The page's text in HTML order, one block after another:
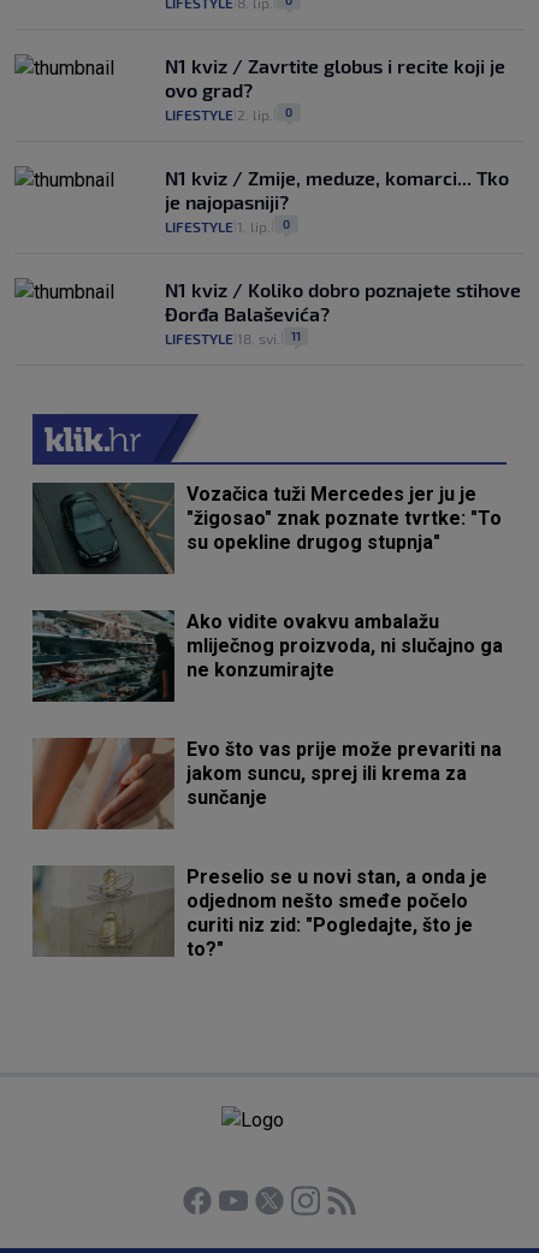
N1 kviz / Zavrtite globus i recite koji je
ovo grad?
LIFESTYLE 2. lip. 0
N1 kviz / Zmije, meduze, komarci... Tko
je najopasniji?
LIFESTYLE 1. lip. 0
N1 kviz / Koliko dobro poznajete stihove
Đorđa Balaševića?
LIFESTYLE 18. svi. 11
Vozačica tuži Mercedes jer ju je
"žigosao" znak poznate tvrtke: "To
su opekline drugog stupnja"
Ako vidite ovakvu ambalažu
mliječnog proizvoda, ni slučajno ga
ne konzumirajte
Evo što vas prije može prevariti na
jakom suncu, sprej ili krema za
sunčanje
Preselio se u novi stan, a onda je
odjednom nešto smeđe počelo
curiti niz zid: "Pogledajte, što je
to?"